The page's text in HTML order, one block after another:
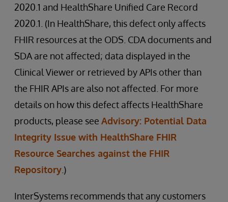
2020.1 and HealthShare Unified Care Record
2020.1. (In HealthShare, this defect only affects
FHIR resources at the ODS. CDA documents and
SDA are not affected; data displayed in the
Clinical Viewer or retrieved by APIs other than
the FHIR APIs are also not affected. For more
details on how this defect affects HealthShare
products, please see Advisory: Potential Data
Integrity Issue with HealthShare FHIR
Resource Searches against the FHIR
Repository .)
InterSystems recommends that any customers